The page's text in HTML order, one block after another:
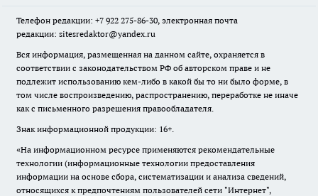
Телефон редакции: +7 922 275-86-30, электронная почта
редакции: sitesredaktor@yandex.ru
Вся информация, размещенная на данном сайте, охраняется в
соответствии с законодательством РФ об авторском праве и не
подлежит использованию кем-либо в какой бы то ни было форме, в
том числе воспроизведению, распространению, переработке не иначе
как с письменного разрешения правообладателя.
Знак информационной продукции: 16+.
«На информационном ресурсе применяются рекомендательные
технологии (информационные технологии предоставления
информации на основе сбора, систематизации и анализа сведений,
относящихся к предпочтениям пользователей сети "Интернет",